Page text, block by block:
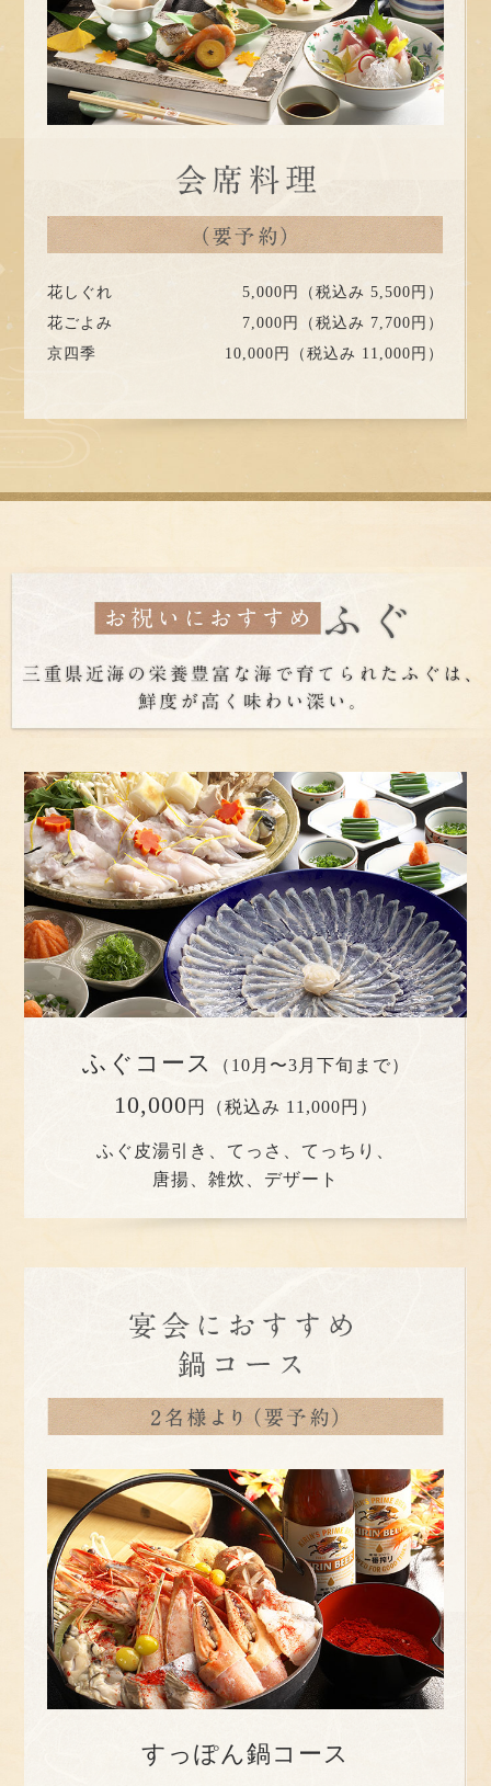
花しぐれ
5,000円（税込み 5,500円）
花ごよみ
7,000円（税込み 7,700円）
京四季
10,000円（税込み 11,000円）
ふぐコース （10月〜3月下旬まで）
10,000円（税込み 11,000円）
ふぐ皮湯引き、てっさ、てっちり、
唐揚、雑炊、デザート
すっぽん鍋コース